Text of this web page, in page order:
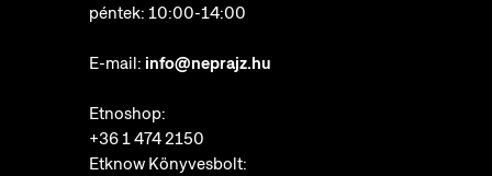
péntek: 10:00-14:00
E-mail: info@neprajz.hu
Etnoshop:
+36 1 474 2150
Etknow Könyvesbolt: